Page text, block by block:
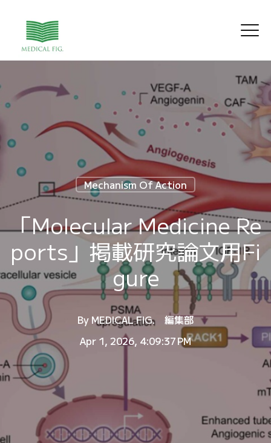
Mechanism Of Action
「Molecular Medicine Re
ports」掲載研究論文用Fi
gure
By MEDICAL FIG. 編集部
Apr 1, 2026, 4:09:37 PM